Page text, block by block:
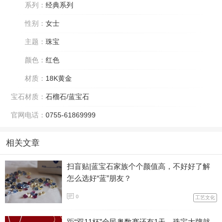
系列： 经典系列
性别： 女士
主题： 珠宝
颜色： 红色
材质： 18K黄金
宝石材质： 石榴石/蓝宝石
官网电话： 0755-61869999
相关文章
扫盲贴|蓝宝石家族个个颜值高，不好好了解
怎么选好“蓝”朋友？
0 工艺文化